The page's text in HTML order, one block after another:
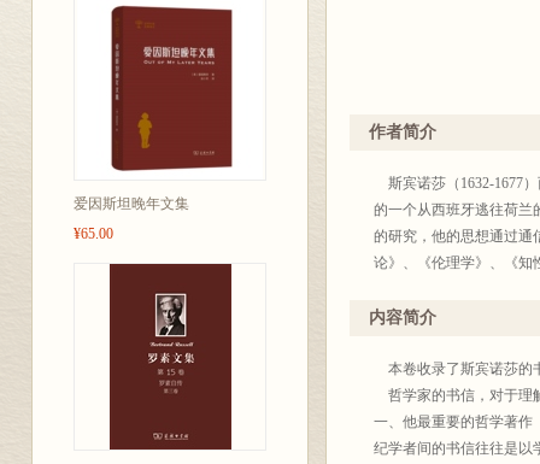
爱因斯坦晚年文集
¥65.00
作者简介
斯宾诺莎（1632-1677
的一个从西班牙逃往荷兰
的研究，他的思想通过通
论》、《伦理学》、《知
内容简介
本卷收录了斯宾诺莎的
哲学家的书信，对于理
一、他最重要的哲学著作
纪学者间的书信往往是以